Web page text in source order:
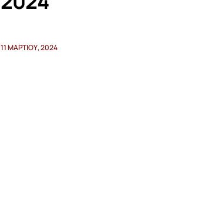
11 ΜΑΡΤΊΟΥ, 2024